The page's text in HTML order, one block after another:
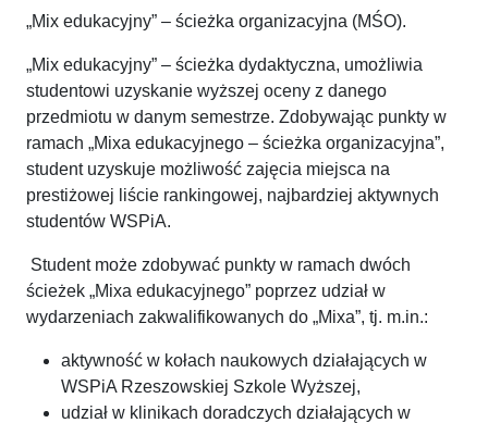
„Mix edukacyjny” – ścieżka organizacyjna (MŚO).
„Mix edukacyjny” – ścieżka dydaktyczna, umożliwia
studentowi uzyskanie wyższej oceny z danego
przedmiotu w danym semestrze. Zdobywając punkty w
ramach „Mixa edukacyjnego – ścieżka organizacyjna”,
student uzyskuje możliwość zajęcia miejsca na
prestiżowej liście rankingowej, najbardziej aktywnych
studentów WSPiA.
Student może zdobywać punkty w ramach dwóch
ścieżek „Mixa edukacyjnego” poprzez udział w
wydarzeniach zakwalifikowanych do „Mixa”, tj. m.in.:
aktywność w kołach naukowych działających w
WSPiA Rzeszowskiej Szkole Wyższej,
udział w klinikach doradczych działających w